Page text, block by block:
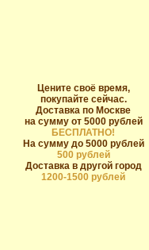
Цените своё время,
покупайте сейчас.
Доставка по Москве
на сумму от 5000 рублей
БЕСПЛАТНО!
На сумму до 5000 рублей
500 рублей
Доставка в другой город
1200-1500 рублей